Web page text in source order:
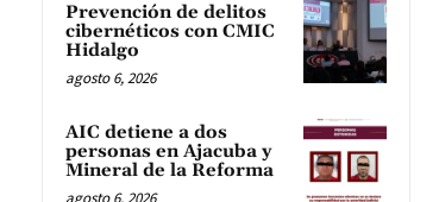
Prevención de delitos
cibernéticos con CMIC
Hidalgo
agosto 6, 2026
AIC detiene a dos
personas en Ajacuba y
Mineral de la Reforma